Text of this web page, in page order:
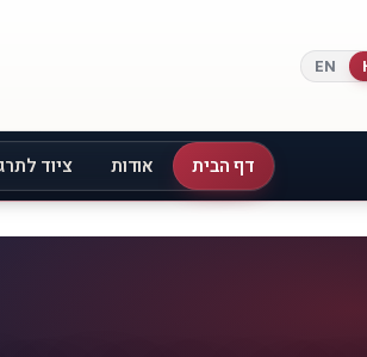
EN
דף הבית אודות ציוד